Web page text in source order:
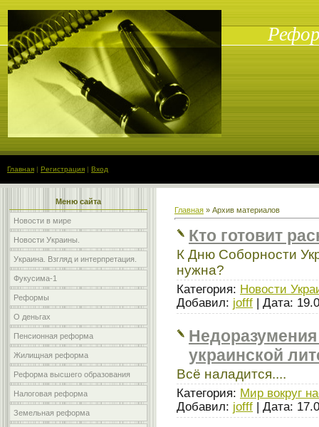
Главная | Регистрация | Вход
Меню сайта
Новости в мире
Новости Украины.
Украина. Взгляд и интерпретация.
Фукусима-1
Реформы
О деньгах
Пенсионная реформа
Жилищная реформа
Реформа высшего образования
Налоговая реформа
Земельная реформа
Главная » Архив материалов
Кто готовит
К Дню Соборности
нужна?
Категория: Новости
Добавил: jofff | Дата:
украинской
Всё наладится....
Категория: Мир вокруг
Добавил: jofff | Дата: